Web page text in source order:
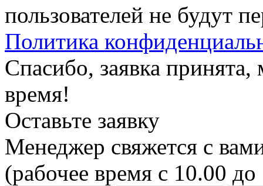
пользователей не будут
Политика
Спасибо, заявка
время!
Оставьте заявку
Менеджер свяжется с
(рабочее время с 10.00